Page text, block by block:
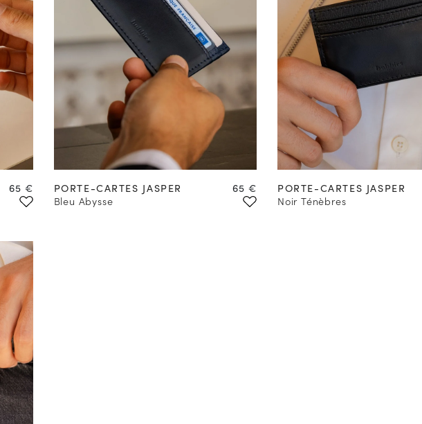
Prix
65 €
PORTE-CARTES JASPER
Bleu Abysse
Prix
65 €
PORTE-CARTES JASPER
Noir Ténèbres